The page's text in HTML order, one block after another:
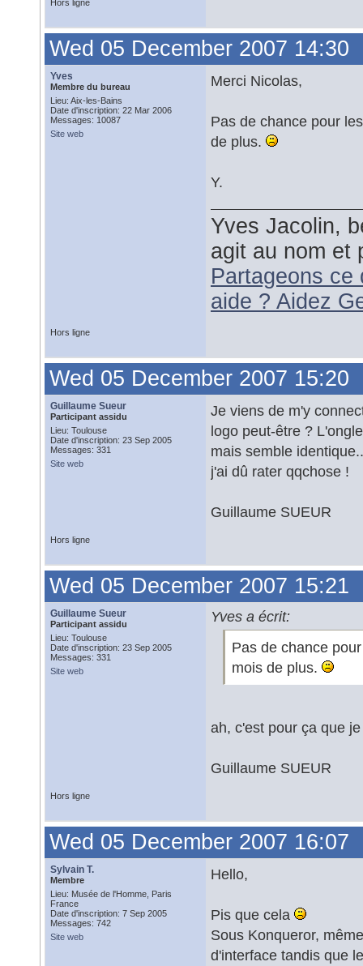
Hors ligne
Wed 05 December 2007 14:30
Yves
Membre du bureau
Lieu: Aix-les-Bains
Date d'inscription: 22 Mar 2006
Messages: 10087
Site web
Merci Nicolas,
Pas de chance pour
de plus.
Y.
Yves Jacolin,
agit au nom et
Partageons ce
aide ? Aidez
Hors ligne
Wed 05 December 2007 15:20
Guillaume Sueur
Participant assidu
Lieu: Toulouse
Date d'inscription: 23 Sep 2005
Messages: 331
Site web
Je viens de m'y
logo peut-être ?
mais semble
j'ai dû rater qqchose !
Guillaume SUEUR
Hors ligne
Wed 05 December 2007 15:21
Guillaume Sueur
Participant assidu
Lieu: Toulouse
Date d'inscription: 23 Sep 2005
Messages: 331
Site web
Yves a écrit:
Pas de chance
mois de plus.
ah, c'est pour ça que
Guillaume SUEUR
Hors ligne
Wed 05 December 2007 16:07
Sylvain T.
Membre
Lieu: Musée de l'Homme, Paris
France
Date d'inscription: 7 Sep 2005
Messages: 742
Site web
Hello,
Pis que cela
Sous Konqueror,
d'interface tandis que